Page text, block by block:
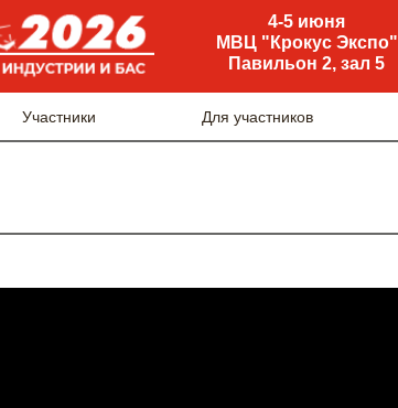
4-5 июня
МВЦ "Крокус Экспо"
Павильон 2, зал 5
Участники Для участников